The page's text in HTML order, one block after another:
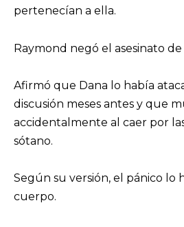
pertenecían a ella.
Raymond negó el asesinato
Afirmó que Dana lo había
discusión meses antes y que
accidentalmente al caer por
sótano.
Según su versión, el pánico lo
cuerpo.